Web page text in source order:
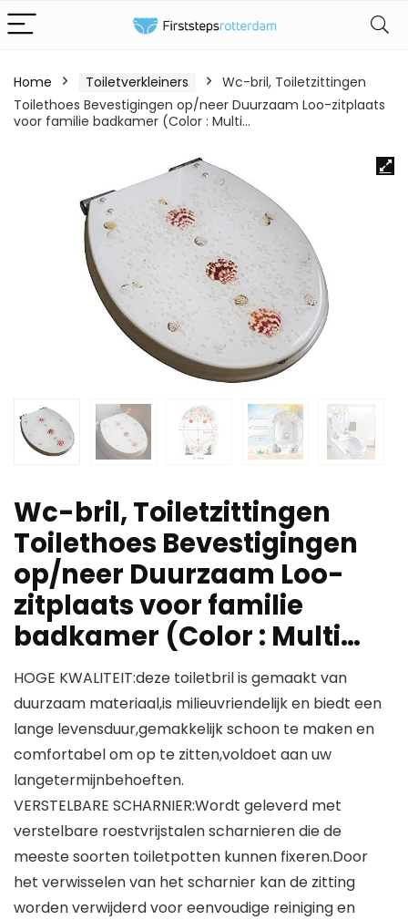
Home Toiletverkleiners
Wc-bril, Toiletzittingen
Toilethoes Bevestigingen op/neer Duurzaam Loo-zitplaats
voor familie badkamer (Color : Multi…
Wc-bril, Toiletzittingen
Toilethoes Bevestigingen
op/neer Duurzaam Loo-
zitplaats voor familie
badkamer (Color : Multi…
HOGE KWALITEIT:deze toiletbril is gemaakt van
duurzaam materiaal,is milieuvriendelijk en biedt een
lange levensduur,gemakkelijk schoon te maken en
comfortabel om op te zitten,voldoet aan uw
langetermijnbehoeften.
VERSTELBARE SCHARNIER:Wordt geleverd met
verstelbare roestvrijstalen scharnieren die de
meeste soorten toiletpotten kunnen fixeren.Door
het verwisselen van het scharnier kan de zitting
worden verwijderd voor eenvoudige reiniging en